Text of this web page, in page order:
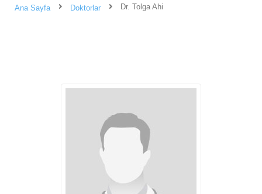
Ana Sayfa Doktorlar Dr. Tolga Ahi